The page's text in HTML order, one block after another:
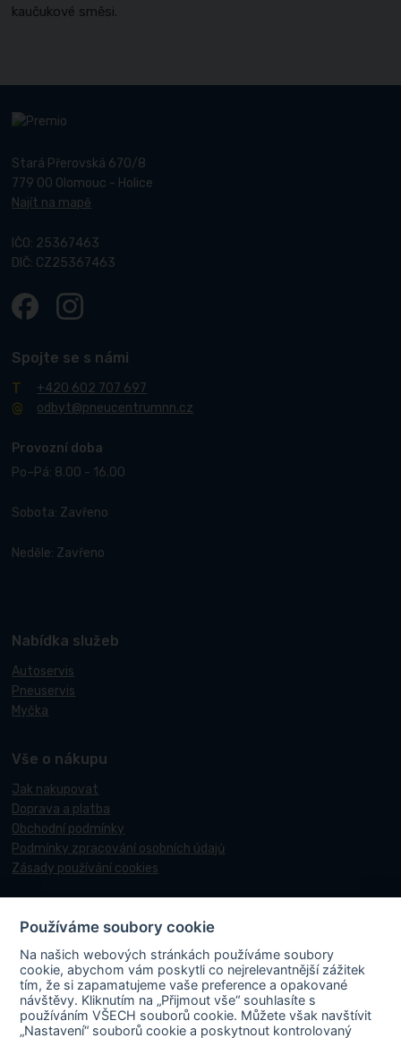
kaučukové směsi.
Stará Přerovská 670/8
779 00 Olomouc - Holice
Najít na mapě
IČO: 25367463
DIČ: CZ25367463
Spojte se s námi
+420 602 707 697
odbyt@pneucentrumnn.cz
Provozní doba
Po–Pá: 8.00 - 16.00
Sobota: Zavřeno
Neděle: Zavřeno
Nabídka služeb
Autoservis
Pneuservis
Myčka
Vše o nákupu
Jak nakupovat
Doprava a platba
Obchodní podmínky
Podmínky zpracování osobních údajů
Zásady používání cookies
© 2017-2026 Pneucentrum N&N.
Webové stránky realizovalMatosoft.
Používáme soubory cookie
Na našich webových stránkách používáme soubory
cookie, abychom vám poskytli co nejrelevantnější zážitek
tím, že si zapamatujeme vaše preference a opakované
návštěvy. Kliknutím na „Přijmout vše“ souhlasíte s
používáním VŠECH souborů cookie. Můžete však navštívit
„Nastavení“ souborů cookie a poskytnout kontrolovaný